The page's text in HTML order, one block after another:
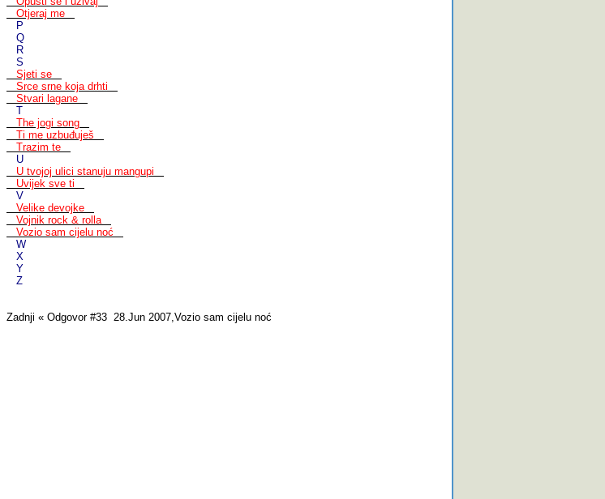
Otjeraj me
P
Q
R
S
Sjeti se
Srce srne koja drhti
Stvari lagane
T
The jogi song
Ti me uzbuđuješ
Trazim te
U
U tvojoj ulici stanuju mangupi
Uvijek sve ti
V
Velike devojke
Vojnik rock & rolla
Vozio sam cijelu noć
W
X
Y
Z
Zadnji « Odgovor #33 28.Jun 2007,Vozio sam cijelu noć